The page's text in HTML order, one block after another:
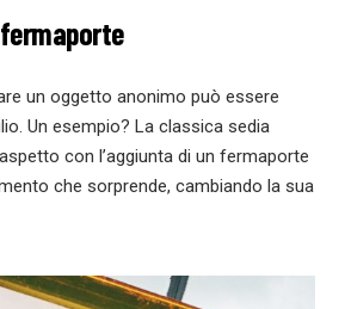
un oggetto anonimo può essere
Un esempio? La classica sedia
con l’aggiunta di un fermaporte
che sorprende, cambiando la sua